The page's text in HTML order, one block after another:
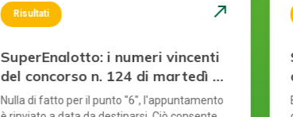
Risultati north_east
SuperEnalotto: i numeri vincenti
del concorso n. 124 di martedì 4
agosto 2026
Nulla di fatto per il punto "6", l'appuntamento